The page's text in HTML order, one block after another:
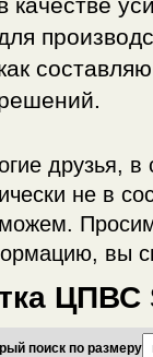
друзья,
не в
вы
ЦПВС
поиск по размеру